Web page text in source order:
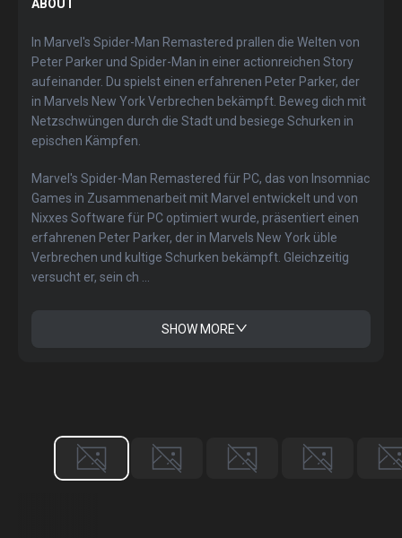
ABOUT
In Marvel's Spider-Man Remastered prallen die Welten von
Peter Parker und Spider-Man in einer actionreichen Story
aufeinander. Du spielst einen erfahrenen Peter Parker, der
in Marvels New York Verbrechen bekämpft. Beweg dich mit
Netzschwüngen durch die Stadt und besiege Schurken in
epischen Kämpfen.
Marvel's Spider-Man Remastered für PC, das von Insomniac
Games in Zusammenarbeit mit Marvel entwickelt und von
Nixxes Software für PC optimiert wurde, präsentiert einen
erfahrenen Peter Parker, der in Marvels New York üble
Verbrechen und kultige Schurken bekämpft. Gleichzeitig
versucht er, sein ch ...
SHOW MORE